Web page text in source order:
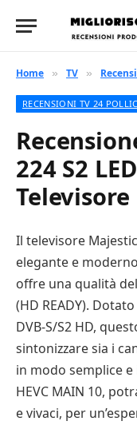
Home » TV »
RECENSIONI TV 24
224 S2
Televisore
Il televisore Majestic
elegante e
offre una qualità
(HD READY).
DVB-S/S2 HD,
sintonizzare sia i
in modo semplice
HEVC MAIN 10,
e vivaci, per